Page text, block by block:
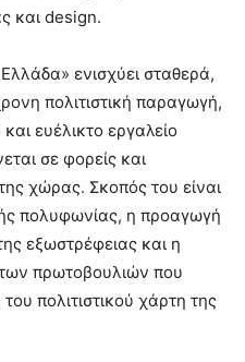
και design.
ενισχύει σταθερά,
πολιτιστική παραγωγή,
ευέλικτο εργαλείο
σε φορείς και
χώρας. Σκοπός του είναι
πολυφωνίας, η προαγωγή
εξωστρέφειας και η
πρωτοβουλιών που
πολιτιστικού χάρτη της